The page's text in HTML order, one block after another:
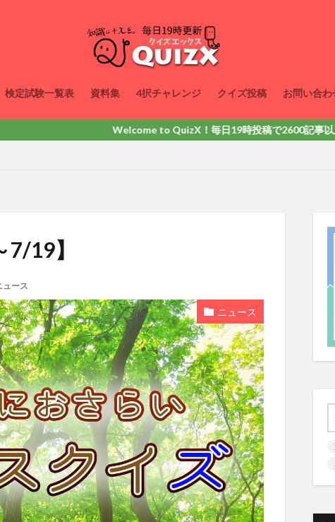
検定試験一覧表 資料集 4択チャレンジ クイズ投稿 お問い合わ
Welcome to QuizX！毎日19時投稿で2600記事以上掲載！動画・問
19】
ュース
ニュース